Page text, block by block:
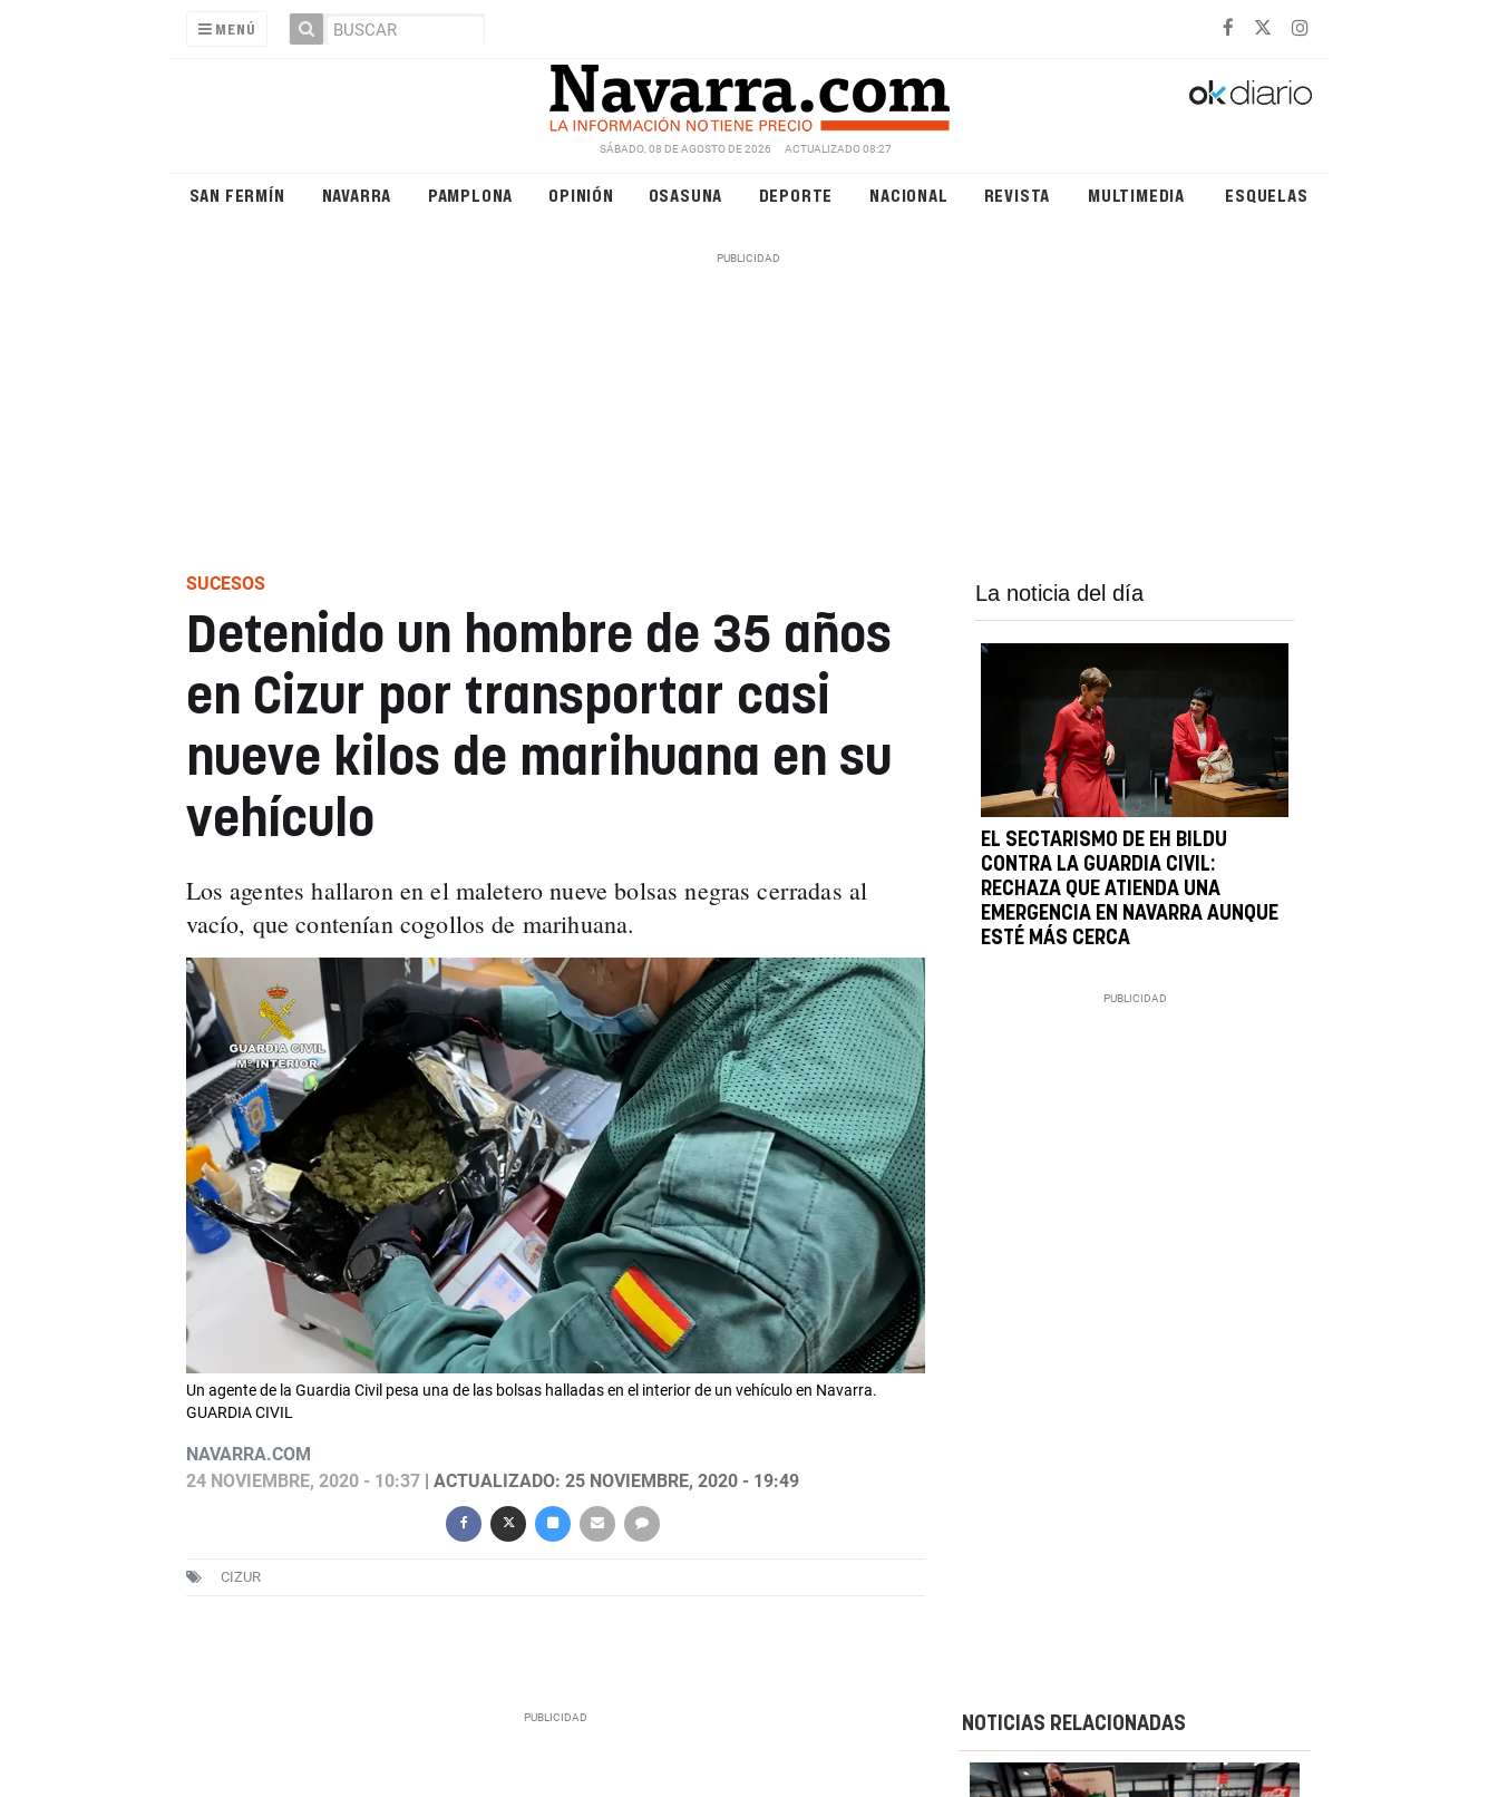
MENÚ
SÁBADO, 08 DE AGOSTO DE 2026 ACTUALIZADO 08:27
SAN FERMÍN NAVARRA PAMPLONA OPINIÓN OSASUNA DEPORTE NACIONAL REVISTA MULTIMEDIA ESQUELAS
SUCESOS
Detenido un hombre de 35 años
en Cizur por transportar casi
nueve kilos de marihuana en su
vehículo
Los agentes hallaron en el maletero nueve bolsas negras cerradas al
vacío, que contenían cogollos de marihuana.
Un agente de la Guardia Civil pesa una de las bolsas halladas en el interior de un vehículo en Navarra.
GUARDIA CIVIL
NAVARRA.COM
24 NOVIEMBRE, 2020 - 10:37| ACTUALIZADO: 25 NOVIEMBRE, 2020 - 19:49
CIZUR
La noticia del día
EL SECTARISMO DE EH BILDU
CONTRA LA GUARDIA CIVIL:
RECHAZA QUE ATIENDA UNA
EMERGENCIA EN NAVARRA AUNQUE
ESTÉ MÁS CERCA
NOTICIAS RELACIONADAS